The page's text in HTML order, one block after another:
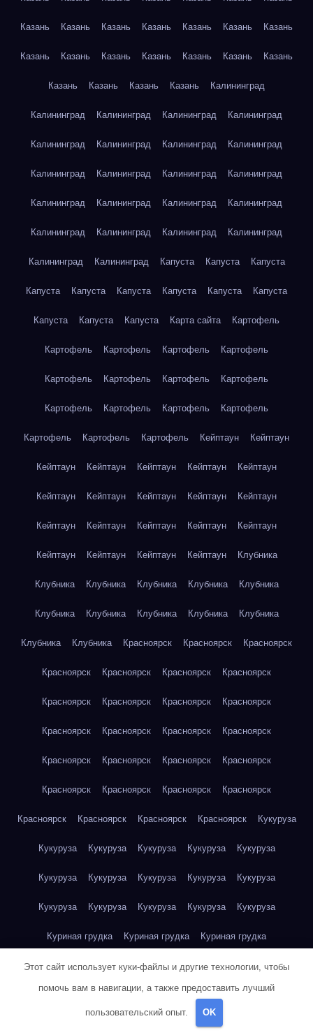
Казань Казань Казань Казань Казань Казань Казань
Казань Казань Казань Казань Казань Казань Казань
Казань Казань Казань Казань Калининград
Калининград Калининград Калининград Калининград
Калининград Калининград Калининград Калининград
Калининград Калининград Калининград Калининград
Калининград Калининград Калининград Калининград
Калининград Калининград Калининград Калининград
Калининград Калининград Капуста Капуста Капуста
Капуста Капуста Капуста Капуста Капуста Капуста
Капуста Капуста Капуста Карта сайта Картофель
Картофель Картофель Картофель Картофель
Картофель Картофель Картофель Картофель
Картофель Картофель Картофель Картофель
Картофель Картофель Картофель Кейптаун Кейптаун
Кейптаун Кейптаун Кейптаун Кейптаун Кейптаун
Кейптаун Кейптаун Кейптаун Кейптаун Кейптаун
Кейптаун Кейптаун Кейптаун Кейптаун Кейптаун
Кейптаун Кейптаун Кейптаун Кейптаун Клубника
Клубника Клубника Клубника Клубника Клубника
Клубника Клубника Клубника Клубника Клубника
Клубника Клубника Красноярск Красноярск Красноярск
Красноярск Красноярск Красноярск Красноярск
Красноярск Красноярск Красноярск Красноярск
Красноярск Красноярск Красноярск Красноярск
Красноярск Красноярск Красноярск Красноярск
Красноярск Красноярск Красноярск Красноярск
Красноярск Красноярск Красноярск Красноярск Кукуруза
Кукуруза Кукуруза Кукуруза Кукуруза Кукуруза
Кукуруза Кукуруза Кукуруза Кукуруза Кукуруза
Кукуруза Кукуруза Кукуруза Кукуруза Кукуруза
Куриная грудка Куриная грудка Куриная грудка
Куриная грудка Куриная грудка Куриная грудка
Куриная грудка Куриная грудка
Куриное яйцо
Этот сайт использует куки-файлы и другие технологии, чтобы
помочь вам в навигации, а также предоставить лучший
пользовательский опыт. OK